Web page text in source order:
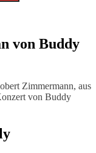
von Buddy
Zimmermann, aus
von Buddy